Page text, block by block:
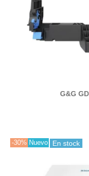
G&G
-30% Nuevo En stock